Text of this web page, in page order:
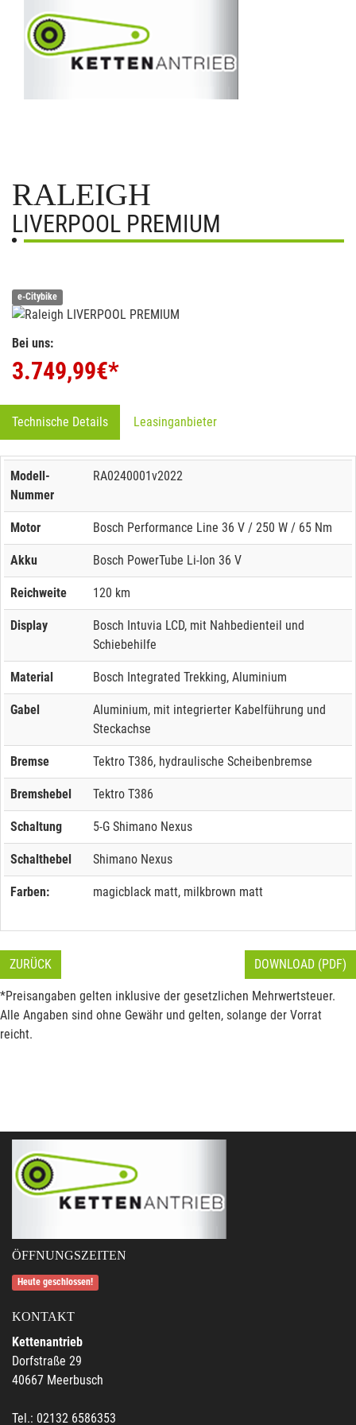
RALEIGH
LIVERPOOL PREMIUM
e-Citybike
Bei uns:
3.749,99€*
Technische Details Leasinganbieter
Modell-
Nummer
RA0240001v2022
Motor Bosch Performance Line 36 V / 250 W / 65 Nm
Akku Bosch PowerTube Li-Ion 36 V
Reichweite 120 km
Display
Bosch Intuvia LCD, mit Nahbedienteil und
Schiebehilfe
Material Bosch Integrated Trekking, Aluminium
Gabel
Aluminium, mit integrierter Kabelführung und
Steckachse
Bremse Tektro T386, hydraulische Scheibenbremse
Bremshebel Tektro T386
Schaltung 5-G Shimano Nexus
Schalthebel Shimano Nexus
Farben: magicblack matt, milkbrown matt
ZURÜCK DOWNLOAD (PDF)
*Preisangaben gelten inklusive der gesetzlichen Mehrwertsteuer.
Alle Angaben sind ohne Gewähr und gelten, solange der Vorrat
reicht.
ÖFFNUNGSZEITEN
Heute geschlossen!
KONTAKT
Kettenantrieb
Dorfstraße 29
40667 Meerbusch
Tel.: 02132 6586353